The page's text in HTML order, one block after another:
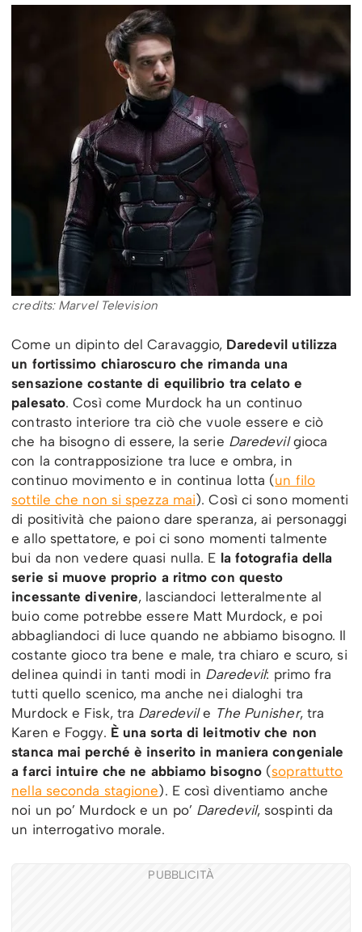
credits: Marvel Television
Come un dipinto del Caravaggio, Daredevil utilizza
un fortissimo chiaroscuro che rimanda una
sensazione costante di equilibrio tra celato e
palesato. Così come Murdock ha un continuo
contrasto interiore tra ciò che vuole essere e ciò
che ha bisogno di essere, la serie Daredevilgioca
con la contrapposizione tra luce e ombra, in
continuo movimento e in continua lotta (un filo
sottile che non si spezza mai). Così ci sono momenti
di positività che paiono dare speranza, ai personaggi
e allo spettatore, e poi ci sono momenti talmente
bui da non vedere quasi nulla. E la fotografia della
serie si muove proprio a ritmo con questo
incessante divenire, lasciandoci letteralmente al
buio come potrebbe essere Matt Murdock, e poi
abbagliandoci di luce quando ne abbiamo bisogno. Il
costante gioco tra bene e male, tra chiaro e scuro, si
delinea quindi in tanti modi in Daredevil: primo fra
tutti quello scenico, ma anche nei dialoghi tra
Murdock e Fisk, tra Daredevile The Punisher, tra
Karen e Foggy. È una sorta di leitmotiv che non
stanca mai perché è inserito in maniera congeniale
a farci intuire che ne abbiamo bisogno (soprattutto
nella seconda stagione). E così diventiamo anche
noi un po’ Murdock e un po’ Daredevil, sospinti da
un interrogativo morale.
PUBBLICITÀ